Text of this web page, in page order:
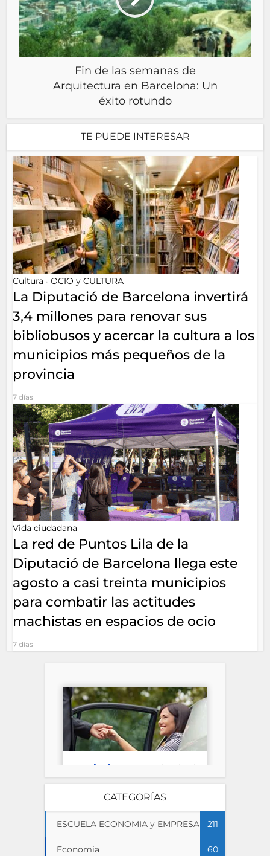
Fin de las semanas de
Arquitectura en Barcelona: Un
éxito rotundo
TE PUEDE INTERESAR
Cultura • OCIO y CULTURA
La Diputació de Barcelona invertirá
3,4 millones para renovar sus
bibliobusos y acercar la cultura a los
municipios más pequeños de la
provincia
7 días
Vida ciudadana
La red de Puntos Lila de la
Diputació de Barcelona llega este
agosto a casi treinta municipios
para combatir las actitudes
machistas en espacios de ocio
7 días
CATEGORÍAS
ESCUELA ECONOMIA y EMPRESA 211
Economia 60